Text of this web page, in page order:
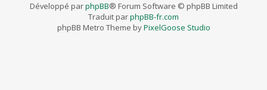
Développé parphpBB® Forum Software © phpBB Limited
Traduit parphpBB-fr.com
phpBB Metro Theme byPixelGoose Studio